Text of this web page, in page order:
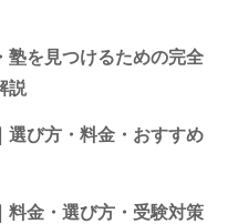
塾を見つけるための完全
説
選び方・料金・おすすめ
料金・選び方・受験対策